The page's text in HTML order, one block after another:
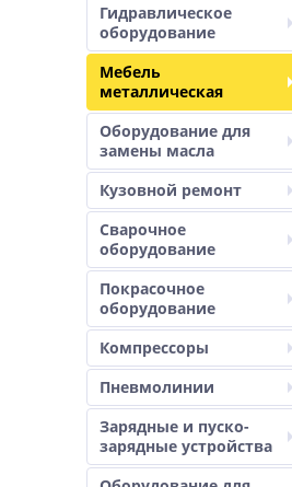
Гидравлическое
оборудование
Мебель
металлическая
Оборудование для
замены масла
Кузовной ремонт
Сварочное
оборудование
Покрасочное
оборудование
Компрессоры
Пневмолинии
Зарядные и пуско-
зарядные устройства